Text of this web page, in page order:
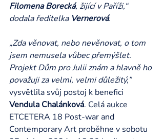
Filomena Borecká, žijící v Paříži,“
dodala ředitelka Vernerová.
„Zda věnovat, nebo nevěnovat, o tom
jsem nemusela vůbec přemýšlet.
Projekt Dům pro Julii znám a hlavně ho
považuji za velmi, velmi důležitý,”
vysvětlila svůj postoj k benefici
Vendula Chalánková. Celá aukce
ETCETERA 18 Post-war and
Contemporary Art proběhne v sobotu